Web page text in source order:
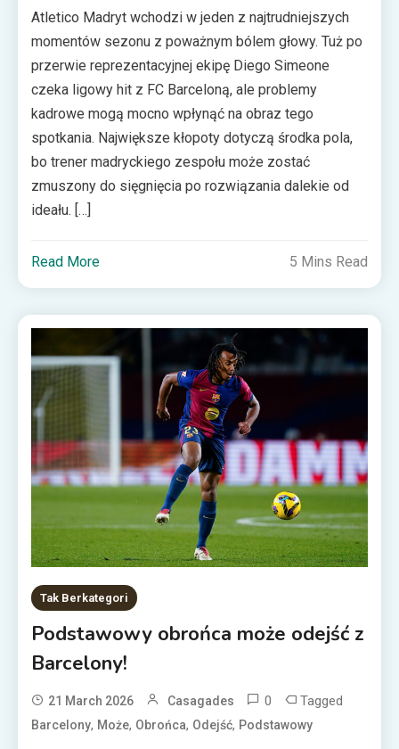
Atletico Madryt wchodzi w jeden z najtrudniejszych
momentów sezonu z poważnym bólem głowy. Tuż po
przerwie reprezentacyjnej ekipę Diego Simeone
czeka ligowy hit z FC Barceloną, ale problemy
kadrowe mogą mocno wpłynąć na obraz tego
spotkania. Największe kłopoty dotyczą środka pola,
bo trener madryckiego zespołu może zostać
zmuszony do sięgnięcia po rozwiązania dalekie od
ideału. […]
Read More 5 Mins Read
Tak Berkategori
Podstawowy obrońca może odejść z
Barcelony!
21 March 2026 Casagades 0 Tagged
Barcelony, Może, Obrońca, Odejść, Podstawowy